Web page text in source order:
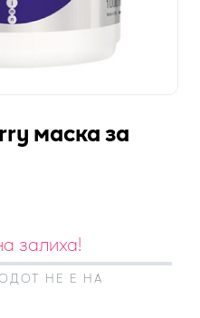
маска за
залиха!
НЕ Е НА